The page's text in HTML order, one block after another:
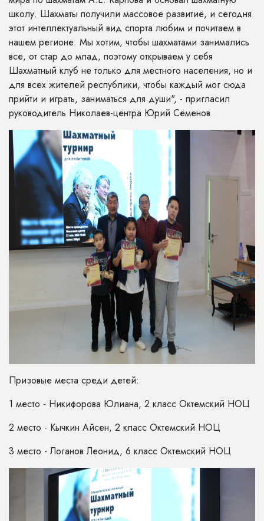
школу. Шахматы получили массовое развитие, и сегодня
этот интеллектуальный вид спорта любим и почитаем в
нашем регионе. Мы хотим, чтобы шахматами занимались
все, от стар до млад, поэтому открываем у себя
Шахматный клуб не только для местного населения, но и
для всех жителей республики, чтобы каждый мог сюда
прийти и играть, заниматься для души", - пригласил
руководитель Николаев-центра Юрий Семенов.
Призовые места среди детей:
1 место - Никифорова Юлиана, 2 класс Октемский НОЦ
2 место - Кычкин Айсен, 2 класс Октемский НОЦ
3 место - Логанов Леонид, 6 класс Октемский НОЦ